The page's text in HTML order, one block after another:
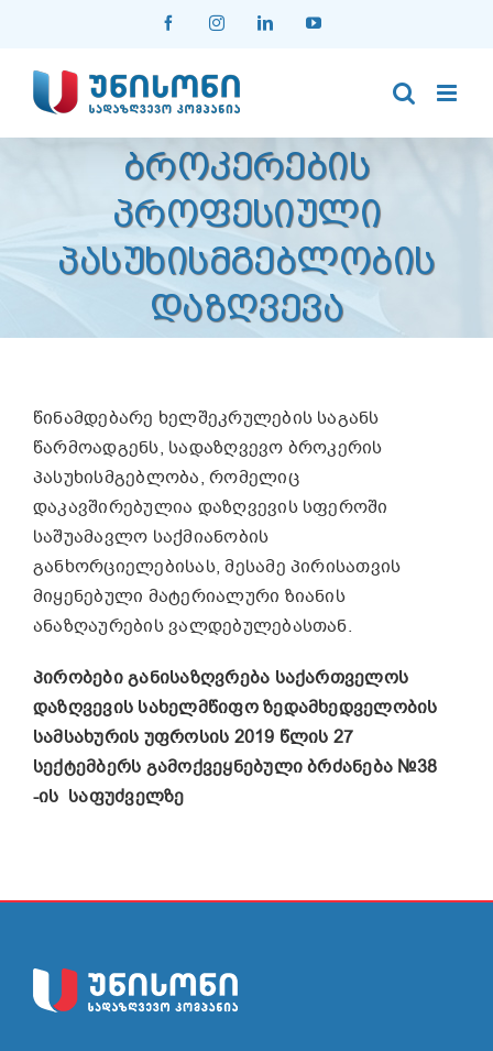
content
FacebookInstagramLinkedInYouTube
ᲑᲠᲝᲙᲔᲠᲔᲑᲘᲡ
ᲞᲠᲝᲤᲔᲡᲘᲣᲚᲘ
ᲞᲐᲡᲣᲮᲘᲡᲛᲒᲔᲑᲚᲝᲑᲘᲡ
ᲓᲐᲖᲦᲕᲔᲕᲐ
წინამდებარე ხელშეკრულების საგანს
წარმოადგენს, სადაზღვევო ბროკერის
პასუხისმგებლობა, რომელიც
დაკავშირებულია დაზღვევის სფეროში
საშუამავლო საქმიანობის
განხორციელებისას, მესამე პირისათვის
მიყენებული მატერიალური ზიანის
ანაზღაურების ვალდებულებასთან.
პირობები განისაზღვრება საქართველოს
დაზღვევის სახელმწიფო ზედამხედველობის
სამსახურის უფროსის 2019 წლის 27
სექტემბერს გამოქვეყნებული ბრძანება №38
-ის საფუძველზე